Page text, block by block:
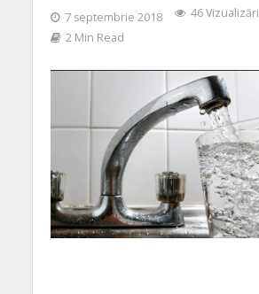
7 septembrie 2018
46 Vizualizări
2 Min Read